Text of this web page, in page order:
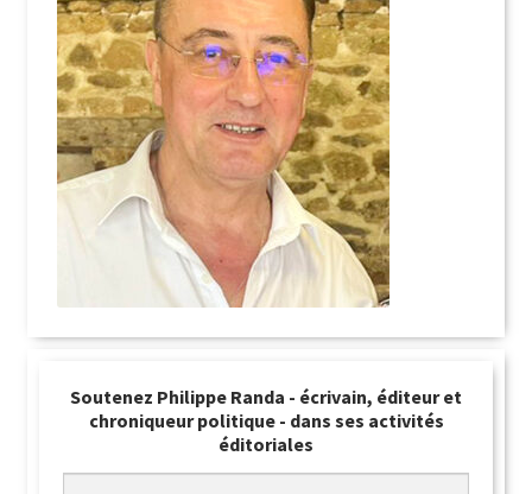
Soutenez Philippe Randa - écrivain, éditeur et
chroniqueur politique - dans ses activités
éditoriales